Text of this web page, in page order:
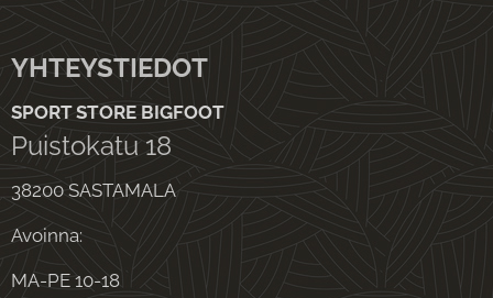
YHTEYSTIEDOT
SPORT STORE BIGFOOT
Puistokatu 18
38200 SASTAMALA
Avoinna:
MA-PE 10-18